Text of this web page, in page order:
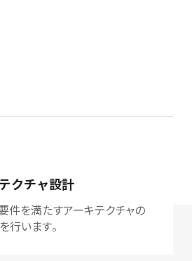
クチャ設計
件を満たすアーキテクチャの
行います。